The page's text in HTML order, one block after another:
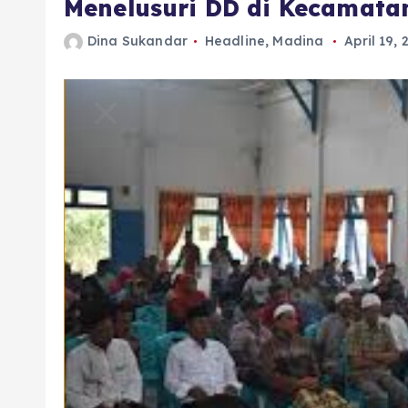
Menelusuri DD di
Dina Sukandar Headline, Madina April 19,